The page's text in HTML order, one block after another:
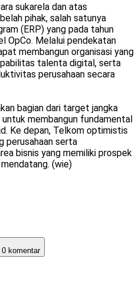
sukarela dan atas
pihak, salah satunya
(ERP) yang pada tahun
OpCo. Melalui pendekatan
membangun organisasi yang
talenta digital, serta
perusahaan secara
bagian dari target jangka
membangun fundamental
Ke depan, Telkom optimistis
perusahaan serta
bisnis yang memiliki prospek
(wie)
0 komentar